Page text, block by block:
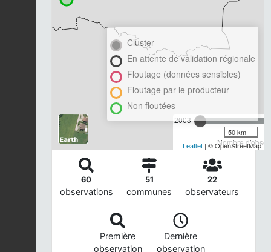
2003
Nombre
Cluster
En attente de validation régionale
Floutage (données sensibles)
Floutage par le producteur
Non floutées
50 km
Leaflet | © OpenStreetMap
60
observations
51
communes
22
observateurs
Première
observation
Dernière
observation